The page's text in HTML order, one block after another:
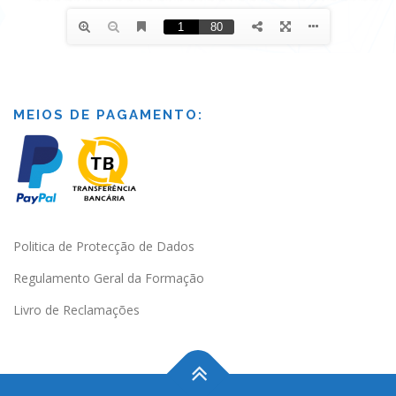
MEIOS DE PAGAMENTO:
Politica de Protecção de Dados
Regulamento Geral da Formação
Livro de Reclamações